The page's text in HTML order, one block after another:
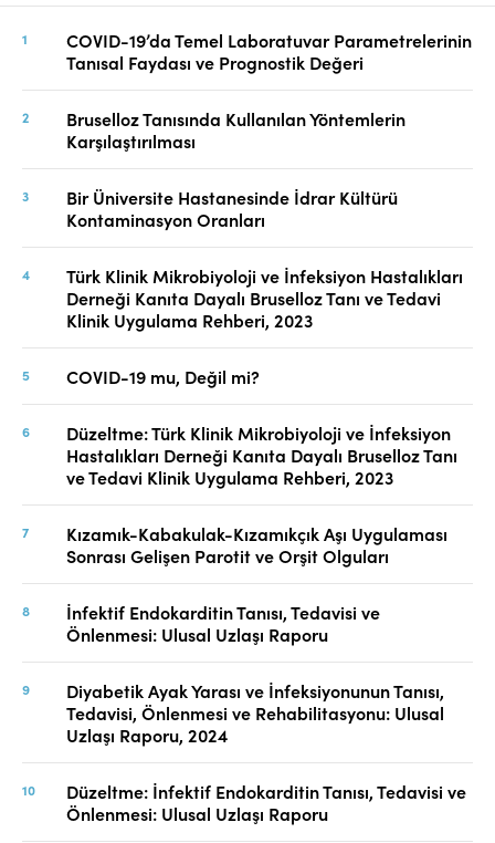
COVID-19’da Temel Laboratuvar Parametrelerinin
Tanısal Faydası ve Prognostik Değeri
Bruselloz Tanısında Kullanılan Yöntemlerin
Karşılaştırılması
Bir Üniversite Hastanesinde İdrar Kültürü
Kontaminasyon Oranları
Türk Klinik Mikrobiyoloji ve İnfeksiyon Hastalıkları
Derneği Kanıta Dayalı Bruselloz Tanı ve Tedavi
Klinik Uygulama Rehberi, 2023
COVID-19 mu, Değil mi?
Düzeltme: Türk Klinik Mikrobiyoloji ve İnfeksiyon
Hastalıkları Derneği Kanıta Dayalı Bruselloz Tanı
ve Tedavi Klinik Uygulama Rehberi, 2023
Kızamık-Kabakulak-Kızamıkçık Aşı Uygulaması
Sonrası Gelişen Parotit ve Orşit Olguları
İnfektif Endokarditin Tanısı, Tedavisi ve
Önlenmesi: Ulusal Uzlaşı Raporu
Diyabetik Ayak Yarası ve İnfeksiyonunun Tanısı,
Tedavisi, Önlenmesi ve Rehabilitasyonu: Ulusal
Uzlaşı Raporu, 2024
Düzeltme: İnfektif Endokarditin Tanısı, Tedavisi ve
Önlenmesi: Ulusal Uzlaşı Raporu